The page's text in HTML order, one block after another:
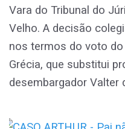
Vara do Tribunal do
Velho. A decisão
nos termos do voto do
Grécia, que substitui
desembargador Valter